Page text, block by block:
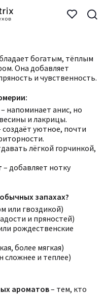
богатым, тёплым
Она добавляет
и чувственность.
– напоминает анис, но
и лакрицы.
создаёт уютное, почти
лёгкой горчинкой,
– добавляет нотку
запахах?
или гвоздикой)
и пряностей)
рождественские
более мягкая)
сложнее и теплее)
ароматов– тем, кто